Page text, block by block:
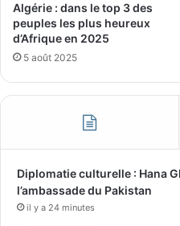
Algérie : dans le top 3 des
peuples les plus heureux
d’Afrique en 2025
5 août 2025
Diplomatie culturelle : Hana
l’ambassade du Pakistan
il y a 24 minutes